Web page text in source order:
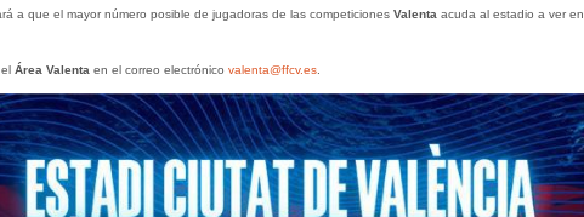
a que el mayor número posible de jugadoras de las competiciones Valenta acuda al estadio a ver en
Área Valenta en el correo electrónico valenta@ffcv.es.